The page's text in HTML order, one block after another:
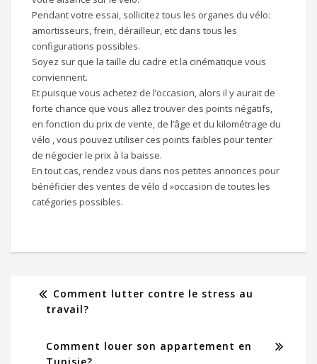
Pendant votre essai, sollicitez tous les organes du vélo:
amortisseurs, frein, dérailleur, etc dans tous les
configurations possibles.
Soyez sur que la taille du cadre et la cinématique vous
conviennent.
Et puisque vous achetez de l’occasion, alors il y aurait de
forte chance que vous allez trouver des points négatifs,
en fonction du prix de vente, de l’âge et du kilométrage du
vélo , vous pouvez utiliser ces points faibles pour tenter
de négocier le prix à la baisse.
En tout cas, rendez vous dans nos petites annonces pour
bénéficier des ventes de vélo d »occasion de toutes les
catégories possibles.
Comment lutter contre le stress au
travail?
Comment louer son appartement en